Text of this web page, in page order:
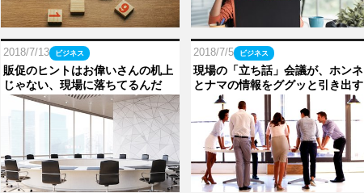
2018/7/13 ビジネス
販促のヒントはお偉いさんの机上
じゃない、現場に落ちてるんだ
2018/7/5 ビジネス
現場の「立ち話」会議が、ホンネ
とナマの情報をググッと引き出す